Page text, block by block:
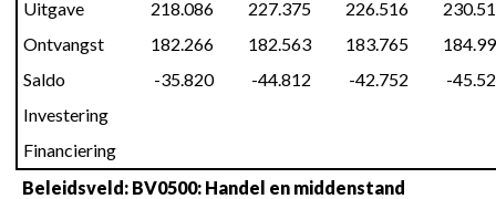
Uitgave
218.086 227.375 226.516
Ontvangst
182.266 182.563 183.765
Saldo
-35.820 -44.812 -42.752
-
Investering
Financiering
Beleidsveld: BV0500: Handel en middenstand